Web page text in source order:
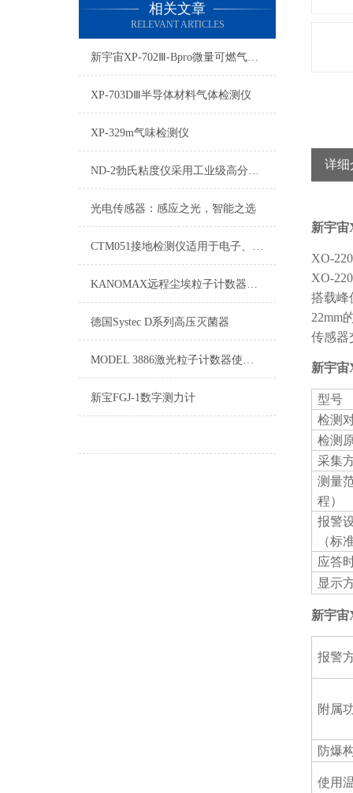
相关文章
RELEVANT ARTICLES
新宇宙XP-702Ⅲ-Bpro微量可燃气体检测仪
XP-703DⅢ半导体材料气体检测仪
XP-329m气味检测仪
ND-2勃氏粘度仪采用工业级高分辨彩色触摸屏
光电传感器：感应之光，智能之选
CTM051接地检测仪适用于电子、半导体、光电、电机行业测试阻抗
KANOMAX远程尘埃粒子计数器洁净室的智能守护者
德国Systec D系列高压灭菌器
MODEL 3886激光粒子计数器使用方法与注意事项
新宝FGJ-1数字测力计
详细
新宇宙
XO-
XO-
搭载峰
22mm
传感器
新宇宙
型号
检测
检测
采集
测量
程）
报警
（标
应答
显示
新宇宙
报警
附属
防爆
使用